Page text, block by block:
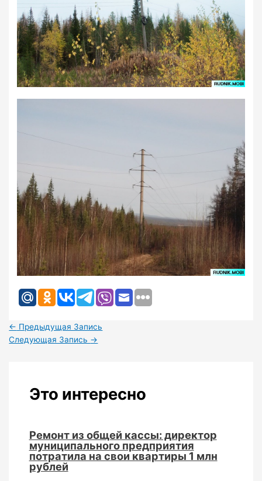
← Предыдущая Запись
Следующая Запись →
Это интересно
Ремонт из общей кассы: директор
муниципального предприятия
потратила на свои квартиры 1 млн
рублей